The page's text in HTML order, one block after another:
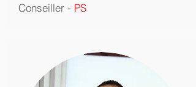
Conseiller - PS